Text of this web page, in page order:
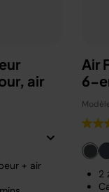
air
+ air
Air
6-
2